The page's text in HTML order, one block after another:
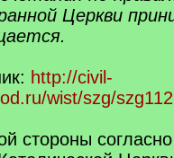
Церкви
http://civil-
wist/szg/
стороны